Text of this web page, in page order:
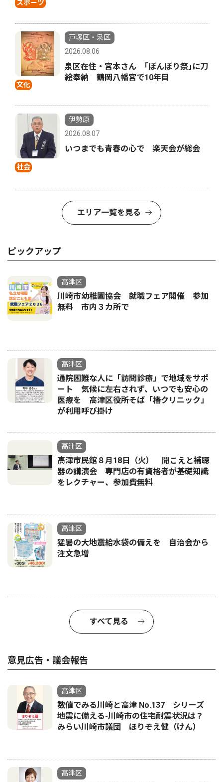
スポーツ
文化
戸塚区・泉区
2026.08.06
泉区在住・宮本さん ｢ぼんぼり祭｣に刀
絵奉納 鶴岡八幡宮で10年目
社会
伊勢原
2026.08.07
いつまでも青春の心で 楽天会が総会
エリア一覧を見る
ピックアップ
高津区
川崎市幼稚園協会 就職フェア開催 参加
無料 市内３カ所で
高津区
通院困難な人に「訪問診療」で地域をサポ
ート 気候に左右されず、いつでも安心の
医療を 高津区役所そば「椿クリニック」
が利用呼び掛け
高津区
高津市民館８月18日（火） 聞こえと補聴
器の講演会 専門店の有資格者が基礎知識
をレクチャー、参加費無料
高津区
猛暑の大地震給水袋の備えを 自治会から
注文急増
すべて見る
意見広告・議会報告
高津区
数値でみる川崎と高津 No.137 シリーズ
地震に備える-川崎市の住宅耐震状況は？
みらい川崎市議団 ほりぞえ健（けん）
高津区